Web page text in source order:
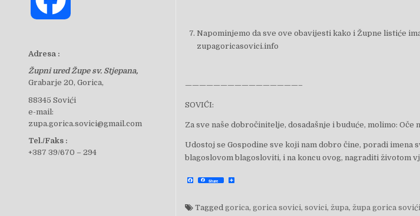
Napominjemo da sve ove obavijesti kako i Župne listiće
zupagoricasovici.info
————————————————–
SOVIĆI:
Za sve naše dobročinitelje, dosadašnje i buduće, molimo: Oče
Udostoj se Gospodine sve koji nam dobro čine, poradi imena
blagoslovom blagosloviti, i na koncu ovog, nagraditi životom
F
a
b
o
Share
e
Tagged gorica, gorica sovici,sovici, župa, župa gorica
c
Adresa :
Župni ured Župe sv. Stjepana,
Grabarje 20, Gorica,
88345 Sovići
e-mail:
zupa.gorica.sovici@gmail.com
Tel./Faks :
+387 39/670 – 294